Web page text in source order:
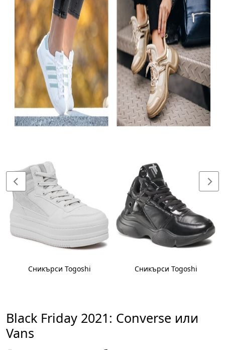
Сникърси Togoshi Сникърси Togoshi
Black Friday 2021: Converse или
Vans